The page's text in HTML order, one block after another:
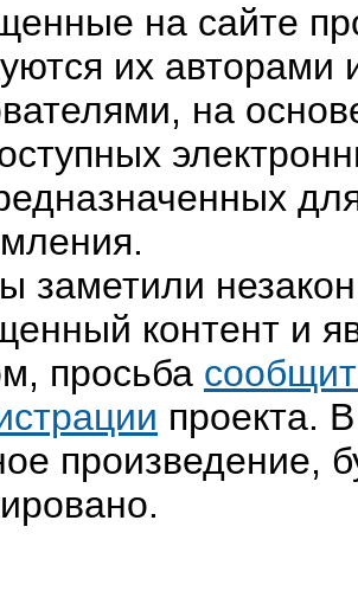
на сайте
их авторами
на
заметили
контент и
просьба
проекта.
произведение,